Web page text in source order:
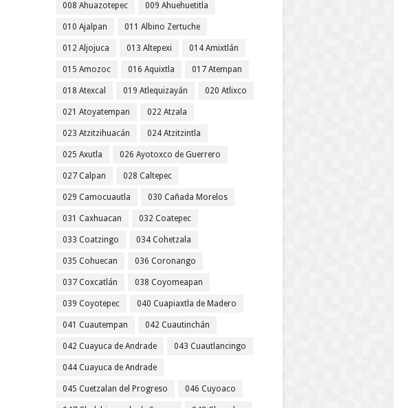
008 Ahuazotepec 009 Ahuehuetitla
010 Ajalpan 011 Albino Zertuche
012 Aljojuca 013 Altepexi 014 Amixtlán
015 Amozoc 016 Aquixtla 017 Atempan
018 Atexcal 019 Atlequizayán 020 Atlixco
021 Atoyatempan 022 Atzala
023 Atzitzihuacán 024 Atzitzintla
025 Axutla 026 Ayotoxco de Guerrero
027 Calpan 028 Caltepec
029 Camocuautla 030 Cañada Morelos
031 Caxhuacan 032 Coatepec
033 Coatzingo 034 Cohetzala
035 Cohuecan 036 Coronango
037 Coxcatlán 038 Coyomeapan
039 Coyotepec 040 Cuapiaxtla de Madero
041 Cuautempan 042 Cuautinchán
042 Cuayuca de Andrade 043 Cuautlancingo
044 Cuayuca de Andrade
045 Cuetzalan del Progreso 046 Cuyoaco